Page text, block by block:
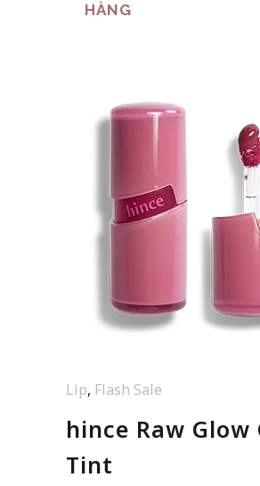
HÀNG
Lip, Flash Sale
hince Raw Glow
Tint